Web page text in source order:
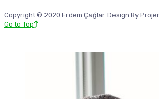
Copyright © 2020 Erdem Çağlar. Design By
Go to Top